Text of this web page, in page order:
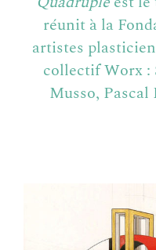
réunit à la
artistes
collectif Worx :
Musso,